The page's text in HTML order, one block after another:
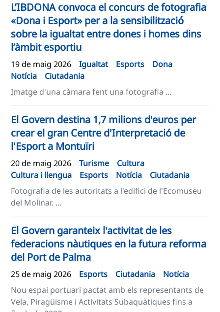
L’IBDONA convoca el concurs de fotografia
«Dona i Esport» per a la sensibilització
sobre la igualtat entre dones i homes dins
l’àmbit esportiu
19 de maig 2026 Igualtat Esports
Dona
Notícia
Ciutadania
Imatge d'una càmara fent una fotografia ...
El Govern destina 1,7 milions d'euros per
crear el gran Centre d'Interpretació de
l'Esport a Montuïri
20 de maig 2026 Turisme
Cultura
Cultura i llengua
Esports Notícia
Ciutadania
Fotografia de les autoritats a l'edifici de l'Ecomuseu
del Molinar. ...
El Govern garanteix l'activitat de les
federacions nàutiques en la futura reforma
del Port de Palma
25 de maig 2026 Esports Ciutadania
Notícia
Nou espai portuari pactat amb els representants de
Vela, Piragüisme i Activitats Subaquàtiques fins a